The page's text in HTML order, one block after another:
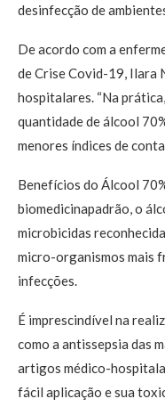
desinfecção de
De acordo com a
de Crise Covid-19, Ilara
hospitalares. “Na
quantidade de álcool
menores índices de
Benefícios do Álcool
biomedicinapadrão, o
microbicidas
micro-organismos mais
infecções.
É imprescindível na
como a antissepsia das
artigos médico-
fácil aplicação e sua